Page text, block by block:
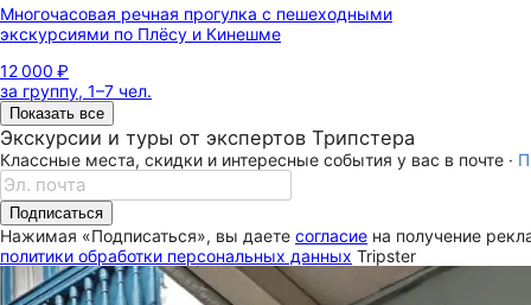
Многочасовая речная прогулка с пешеходными
экскурсиями по Плёсу и Кинешме
12 000 ₽
за группу, 1–7 чел.
Показать все
Экскурсии и туры от экспертов Трипстера
Классные места, скидки и интересные события у вас в почте ·
Подписаться
Нажимая «Подписаться», вы даете согласие на получение
политики обработки персональных данных Tripster